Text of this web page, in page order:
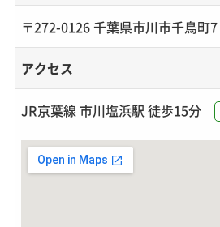
〒272-0126 千葉県市川市千鳥町7
アクセス
JR京葉線 市川塩浜駅 徒歩15分